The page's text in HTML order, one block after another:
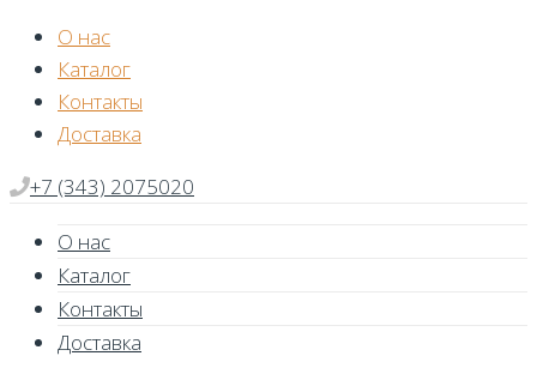
Skip
content
О нас
Каталог
Контакты
Доставка
+7 (343) 2075020
О нас
Каталог
Контакты
Доставка